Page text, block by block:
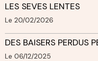
LES SEVES LENTES
Le 20/02/2026
DES BAISERS PERDUS
Le 06/12/2025